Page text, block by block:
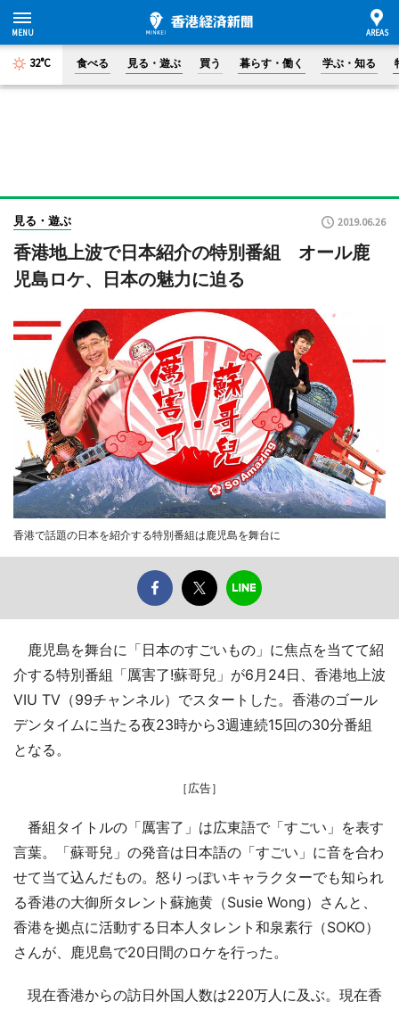
32°C 食べる 見る・遊ぶ 買う 暮らす・働く 学ぶ・知る
見る・遊ぶ 2019.06.26
香港地上波で日本紹介の特別番組 オール鹿
児島ロケ、日本の魅力に迫る
香港で話題の日本を紹介する特別番組は鹿児島を舞台に
鹿児島を舞台に「日本のすごいもの」に焦点を当てて紹
介する特別番組「厲害了!蘇哥兒」が6月24日、香港地上波
VIU TV（99チャンネル）でスタートした。香港のゴール
デンタイムに当たる夜23時から3週連続15回の30分番組
となる。
［広告］
番組タイトルの「厲害了」は広東語で「すごい」を表す
言葉。「蘇哥兒」の発音は日本語の「すごい」に音を合わ
せて当て込んだもの。怒りっぽいキャラクターでも知られ
る香港の大御所タレント蘇施黄（Susie Wong）さんと、
香港を拠点に活動する日本人タレント和泉素行（SOKO）
さんが、鹿児島で20日間のロケを行った。
現在香港からの訪日外国人数は220万人に及ぶ。現在香